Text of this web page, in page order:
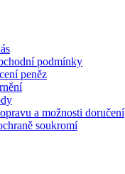
podmínky
peněz
a možnosti doručení
soukromí